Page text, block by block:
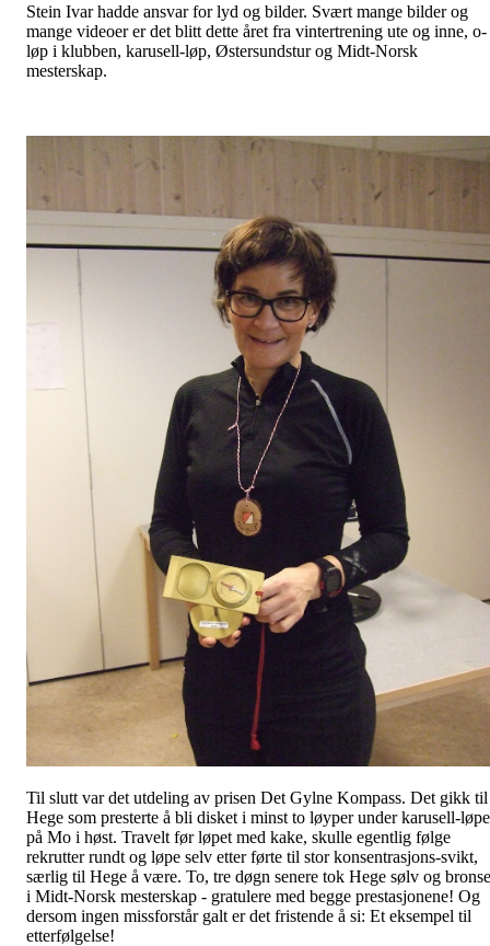
Stein Ivar hadde ansvar for lyd og bilder. Svært mange bilder og
mange videoer er det blitt dette året fra vintertrening ute og inne, o-
løp i klubben, karusell-løp, Østersundstur og Midt-Norsk
mesterskap.
Til slutt var det utdeling av prisen Det Gylne Kompass. Det gikk til
Hege som presterte å bli disket i minst to løyper under karusell-
på Mo i høst. Travelt før løpet med kake, skulle egentlig følge
rekrutter rundt og løpe selv etter førte til stor konsentrasjons-svikt,
særlig til Hege å være. To, tre døgn senere tok Hege sølv og bronse
i Midt-Norsk mesterskap - gratulere med begge prestasjonene! Og
dersom ingen missforstår galt er det fristende å si: Et eksempel til
etterfølgelse!